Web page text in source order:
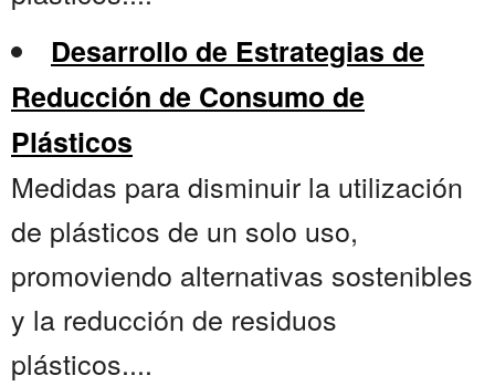
Desarrollo de Estrategias de
Reducción de Consumo de
Plásticos
Medidas para disminuir la utilización
de plásticos de un solo uso,
promoviendo alternativas sostenibles
y la reducción de residuos
plásticos....